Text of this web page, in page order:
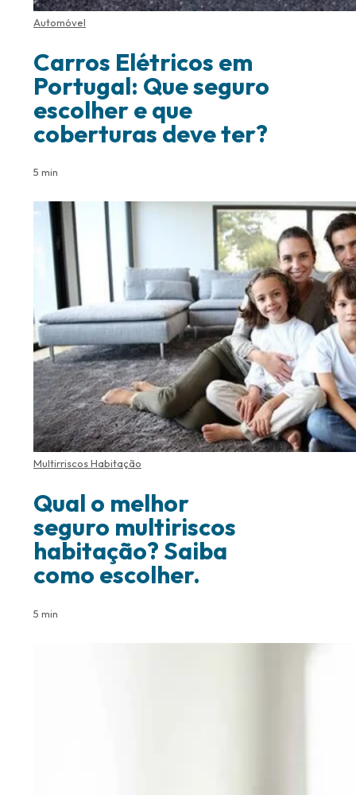
Automóvel
Carros Elétricos em
Portugal: Que seguro
escolher e que
coberturas deve ter?
5 min
Multirriscos Habitação
Qual o melhor
seguro multiriscos
habitação? Saiba
como escolher.
5 min